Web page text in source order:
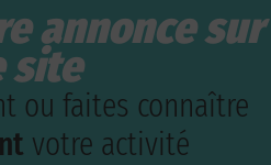
annonce sur
site
ou faites connaître
votre activité